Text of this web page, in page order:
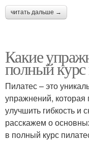
читать дальше →
Какие
полный курс
Пилатес – это
упражнений,
улучшить гибкость и
расскажем о
в полный курс